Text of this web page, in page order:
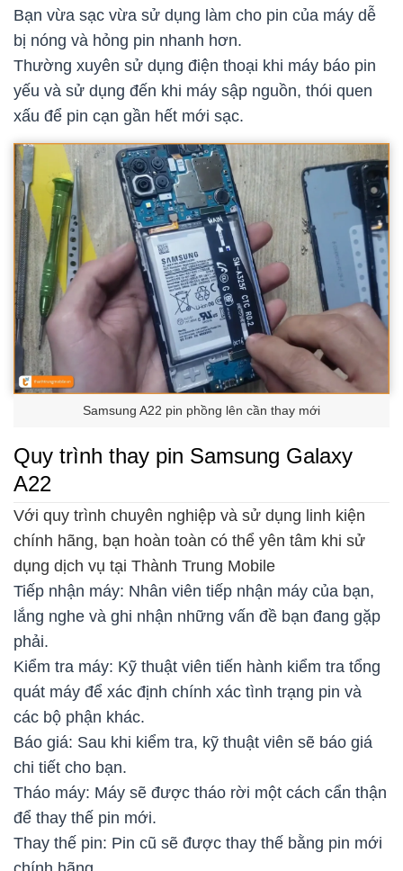
Bạn vừa sạc vừa sử dụng làm cho pin của máy dễ
bị nóng và hỏng pin nhanh hơn.
Thường xuyên sử dụng điện thoại khi máy báo pin
yếu và sử dụng đến khi máy sập nguồn, thói quen
xấu để pin cạn gần hết mới sạc.
Samsung A22 pin phồng lên cần thay mới
Quy trình thay pin Samsung Galaxy
A22
Với quy trình chuyên nghiệp và sử dụng linh kiện
chính hãng, bạn hoàn toàn có thể yên tâm khi sử
dụng dịch vụ tại Thành Trung Mobile
Tiếp nhận máy: Nhân viên tiếp nhận máy của bạn,
lắng nghe và ghi nhận những vấn đề bạn đang gặp
phải.
Kiểm tra máy: Kỹ thuật viên tiến hành kiểm tra tổng
quát máy để xác định chính xác tình trạng pin và
các bộ phận khác.
Báo giá: Sau khi kiểm tra, kỹ thuật viên sẽ báo giá
chi tiết cho bạn.
Tháo máy: Máy sẽ được tháo rời một cách cẩn thận
để thay thế pin mới.
Thay thế pin: Pin cũ sẽ được thay thế bằng pin mới